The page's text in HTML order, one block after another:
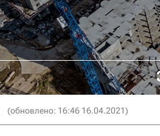
(обновлено: 16:46 16.04.2021)